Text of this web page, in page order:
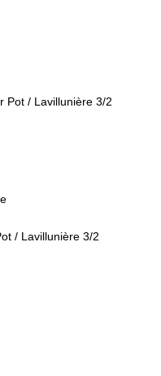
Pot / Lavillunière 3/2
/ Lavillunière 3/2